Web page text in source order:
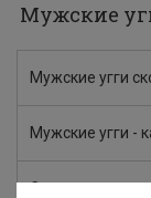
Мужские
Мужские угги
Мужские угги -
Сколько стоит